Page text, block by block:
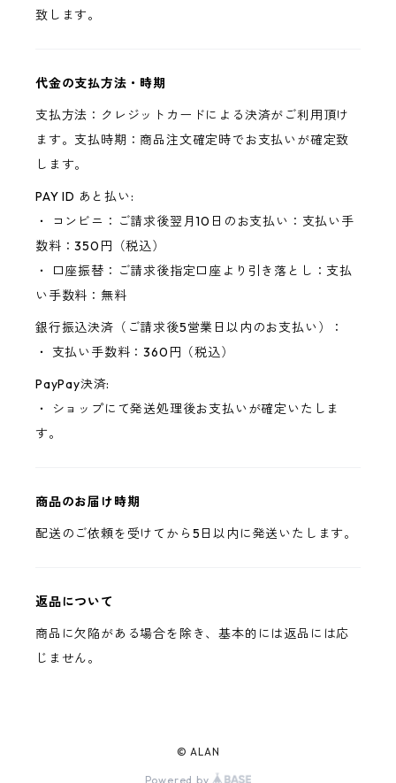
致します。
代金の支払方法・時期
支払方法：クレジットカードによる決済がご利用頂け
ます。支払時期：商品注文確定時でお支払いが確定致
します。
PAY ID あと払い:
・ コンビニ：ご請求後翌月10日のお支払い：支払い手
数料：350円（税込）
・ 口座振替：ご請求後指定口座より引き落とし：支払
い手数料：無料
銀行振込決済（ご請求後5営業日以内のお支払い）：
・ 支払い手数料：360円（税込）
PayPay決済:
・ ショップにて発送処理後お支払いが確定いたしま
す。
商品のお届け時期
配送のご依頼を受けてから5日以内に発送いたします。
返品について
商品に欠陥がある場合を除き、基本的には返品には応
じません。
© ALAN
Powered by